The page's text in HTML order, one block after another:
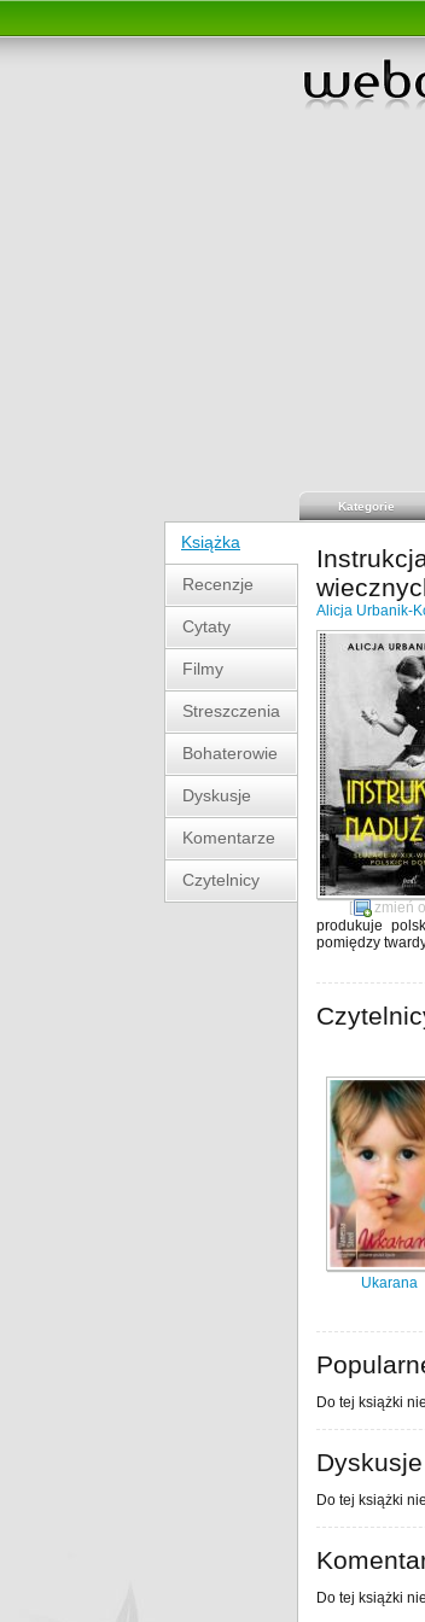
Kategorie
Książka
Recenzje
Cytaty
Filmy
Streszczenia
Bohaterowie
Dyskusje
Komentarze
Czytelnicy
Alicja Urbanik-
[ zmień
produkuje
pomiędzy
Ukarana
Do tej książki
Do tej książki
Do tej książki